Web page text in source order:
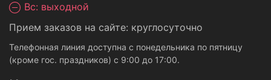
Вс: выходной
Прием заказов на сайте: круглосуточно
Телефонная линия доступна с понедельника по пятницу
(кроме гос. праздников) с 9:00 до 17:00.